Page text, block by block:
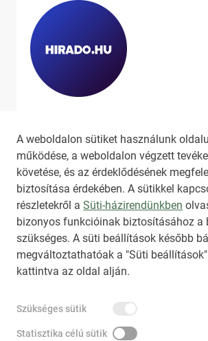
A weboldalon sütiket használunk
működése, a weboldalon végzett
követése, és az érdeklődésének
biztosítása érdekében. A sütikkel
részletekről a Süti-házirendünkben
bizonyos funkcióinak biztosításához a
szükséges. A süti beállítások később
megváltoztathatóak a "Süti
kattintva az oldal alján.
Szükséges sütik
Statisztika célú sütik
látni, látogassa meg a
oldalát!
HIRADO.HU MEDIAKLIKK.HU
M4SPORT.HU
IMPRESSZUM
NEMZETI KÖZLEMÉNYTÁR MEGRENDELÉS